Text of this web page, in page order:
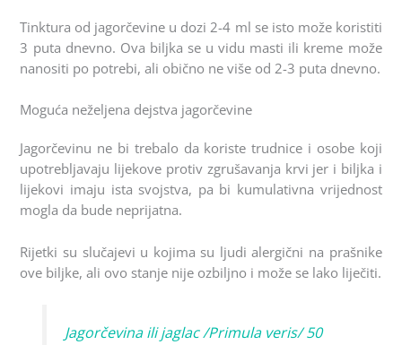
Tinktura od jagorčevine u dozi 2-4 ml se isto može koristiti
3 puta dnevno. Ova biljka se u vidu masti ili kreme može
nanositi po potrebi, ali obično ne više od 2-3 puta dnevno.
Moguća neželjena dejstva jagorčevine
Jagorčevinu ne bi trebalo da koriste trudnice i osobe koji
upotrebljavaju lijekove protiv zgrušavanja krvi jer i biljka i
lijekovi imaju ista svojstva, pa bi kumulativna vrijednost
mogla da bude neprijatna.
Rijetki su slučajevi u kojima su ljudi alergični na prašnike
ove biljke, ali ovo stanje nije ozbiljno i može se lako liječiti.
Jagorčevina ili jaglac /Primula veris/ 50